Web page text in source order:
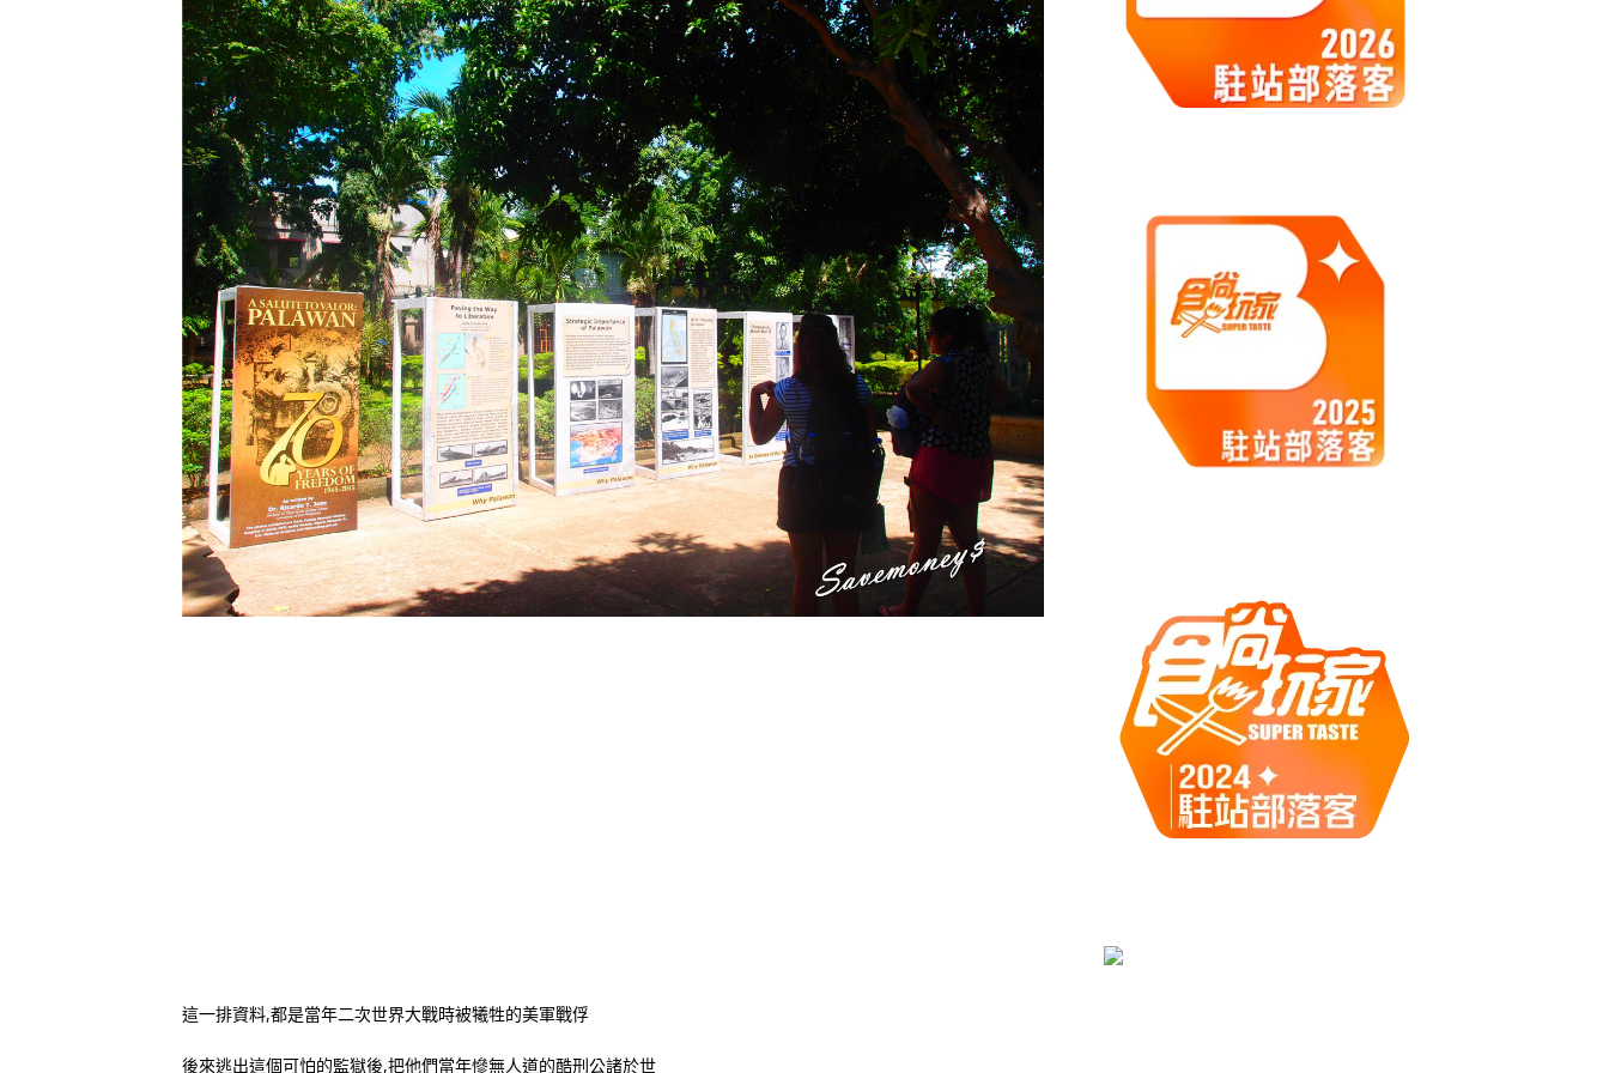
這一排資料,都是當年二次世界大戰時被犧牲的美軍戰俘
後來逃出這個可怕的監獄後,把他們當年慘無人道的酷刑公諸於世